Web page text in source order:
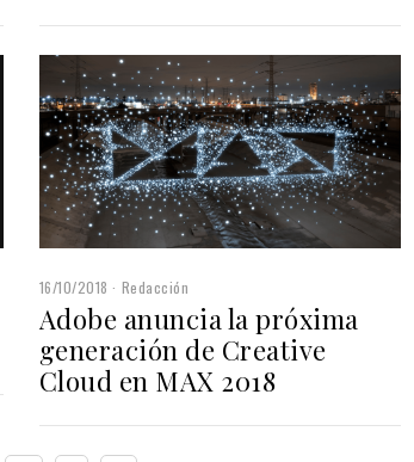
16/10/2018 Redacción
Adobe anuncia la próxima
generación de Creative
Cloud en MAX 2018